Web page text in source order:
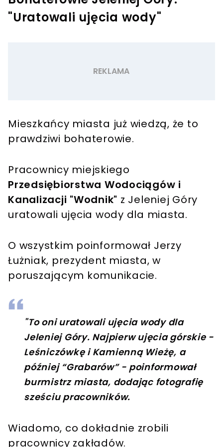
"Uratowali ujęcia wody"
Mieszkańcy miasta już wiedzą, że to
prawdziwi bohaterowie.
Pracownicy miejskiego
Przedsiębiorstwa Wodociągów i
Kanalizacji "Wodnik" z Jeleniej Góry
uratowali ujęcia wody dla miasta.
O wszystkim poinformował Jerzy
Łużniak, prezydent miasta, w
poruszającym komunikacie.
"To oni uratowali ujęcia wody dla
Jeleniej Góry. Najpierw ujęcia górskie -
Leśniczówkę i Kamienną Wieżę, a
później “Grabarów” - poinformował
burmistrz miasta, dodając fotografię
sześciu pracowników.
Wiadomo, co dokładnie zrobili
pracownicy zakładów.